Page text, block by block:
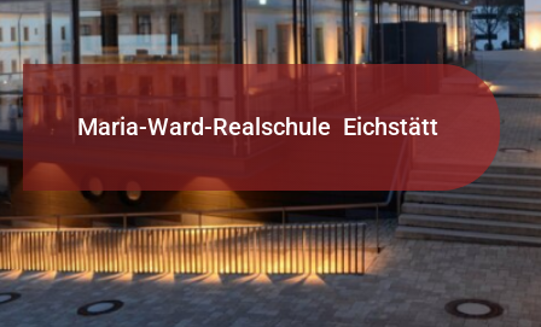
Maria-Ward-Realschule Eichstätt